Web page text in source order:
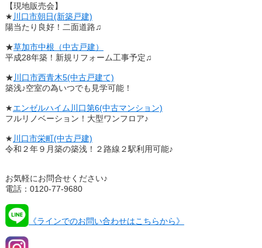
【現地販売会】
★ 川口市朝日(新築戸建)
陽当たり良好！二面道路♫
★草加市中根（中古戸建）
平成28年築！新規リフォーム工事予定♫
★ 川口市西青木5(中古戸建て)
築浅♪空室の為いつでも見学可能！
★エンゼルハイム川口第6(中古マンション)
フルリノベーション！大型ワンフロア♪
★ 川口市栄町(中古戸建)
令和２年９月築の築浅！２路線２駅利用可能♪
お気軽にお問合せください♪
電話：0120-77-9680
《ラインでのお問い合わせはこちらから》